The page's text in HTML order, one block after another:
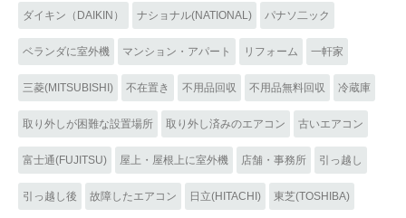
ダイキン（DAIKIN） ナショナル(NATIONAL) パナソ二ック
ベランダに室外機 マンション・アパート リフォーム 一軒家
三菱(MITSUBISHI) 不在置き 不用品回収 不用品無料回収 冷蔵庫
取り外しが困難な設置場所 取り外し済みのエアコン 古いエアコン
富士通(FUJITSU) 屋上・屋根上に室外機 店舗・事務所 引っ越し
引っ越し後 故障したエアコン 日立(HITACHI) 東芝(TOSHIBA)